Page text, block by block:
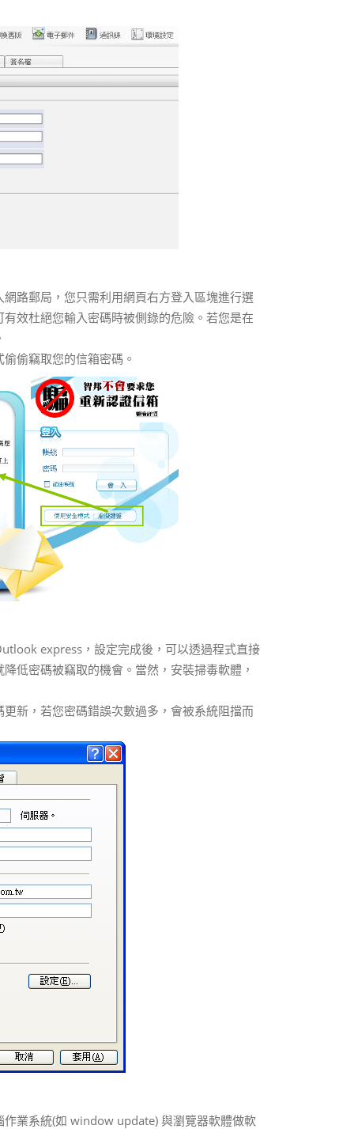
路郵局，您只需利用網頁右方登入區塊進行選
效杜絕您輸入密碼時被側錄的危險。若您是在
偷竊取您的信箱密碼。
express，設定完成後，可以透過程式直接
低密碼被竊取的機會。當然，安裝掃毒軟體，
新，若您密碼錯誤次數過多，會被系統阻擋而
業系統(如 window update) 與瀏覽器軟體做軟